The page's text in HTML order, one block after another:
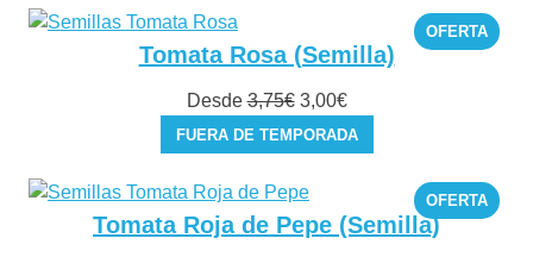
5,00€.
4,00€.
OFERTA
EN
Tomata Rosa (Semilla)
Desde 3,75€ El
precio
original
era:
3,75€.
3,00€El
precio
actual
3,00€.
FUERA DE TEMPORADA
OFERTA
EN
Tomata Roja de Pepe (Semilla)